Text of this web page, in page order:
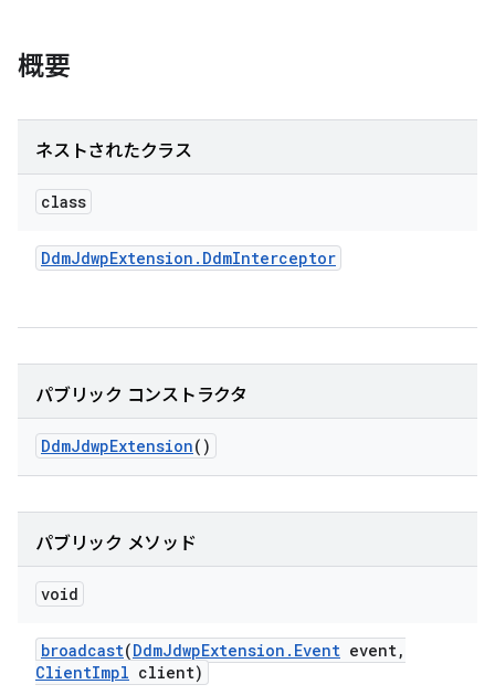
概要
ネストされたクラス
class
DdmJdwpExtension . DdmInterceptor
パブリック コンストラクタ
DdmJdwpExtension()
パブリック メソッド
void
broadcast(DdmJdwpExtension . Event event,
ClientImpl client)